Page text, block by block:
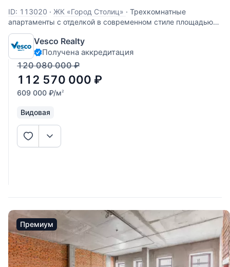
ID: 113020 · ЖК «Город Столиц» · Трехкомнатные
апартаменты с отделкой в современном стиле площадью
185 кв.м. Расположены на 33 этаже Башни Москва МФК
Город столиц. Планировка: кухня-гостиная, спальня со
своей ванной комнатой, кабинет, гостевой санузел,
прихожая. Апартаменты
Vesco Realty
Получена аккредитация
120 080 000 ₽
112 570 000 ₽
609 000 ₽/м2
Видовая
Премиум